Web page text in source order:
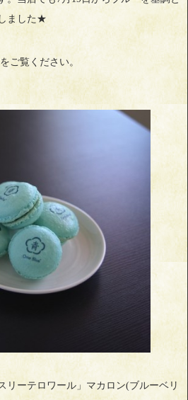
ました★
をご覧ください。
リーテロワール」マカロン(ブルーベリ